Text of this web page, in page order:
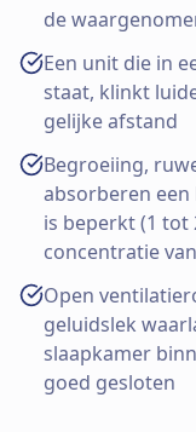
de
Een unit die in
staat, klinkt
gelijke afstand
Begroeiing,
absorberen
is beperkt (1 tot
concentratie
Open
geluidslek
slaapkamer
goed gesloten